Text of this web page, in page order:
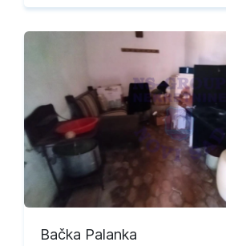
Bačka Palanka